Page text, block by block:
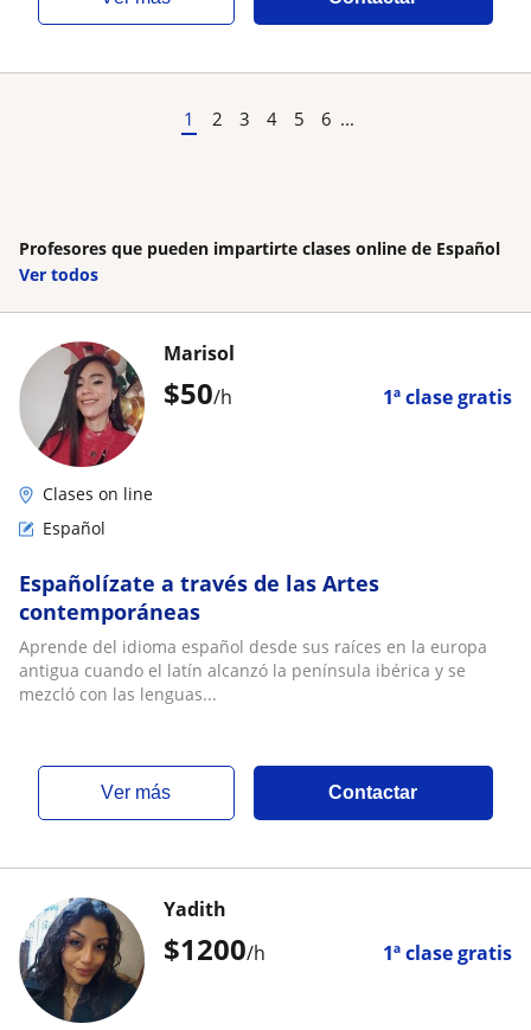
1 2 3 4 5 6 ...
Profesores que pueden impartirte clases online de Español
Ver todos
$50/h 1ª clase gratis
Marisol
Clases on line
Español
Españolízate a través de las Artes
contemporáneas
Aprende del idioma español desde sus raíces en la europa
antigua cuando el latín alcanzó la península ibérica y se
mezcló con las lenguas...
ver más Contactar
$1200/h 1ª clase gratis
Yadith